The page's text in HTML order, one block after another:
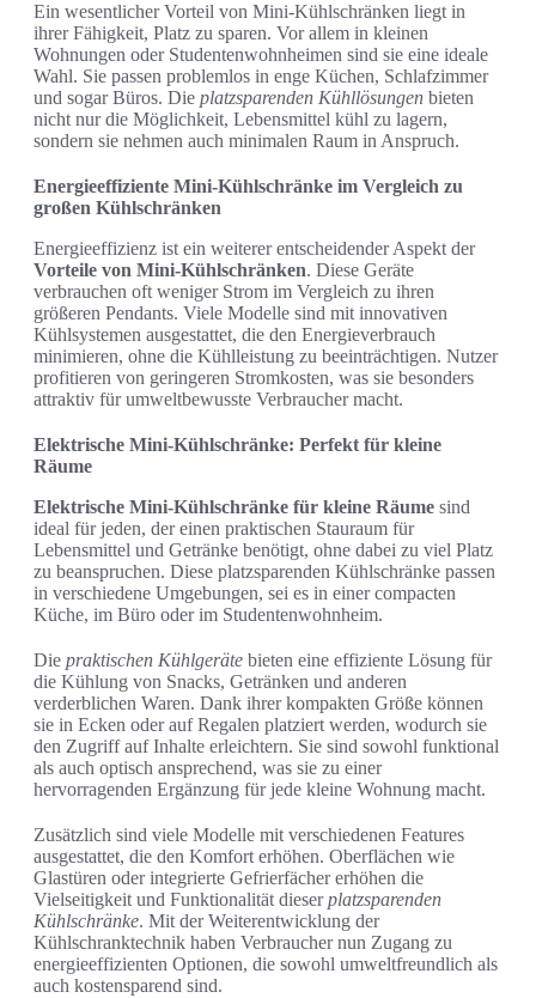
Ein wesentlicher Vorteil von Mini-Kühlschränken liegt in
ihrer Fähigkeit, Platz zu sparen. Vor allem in kleinen
Wohnungen oder Studentenwohnheimen sind sie eine ideale
Wahl. Sie passen problemlos in enge Küchen, Schlafzimmer
und sogar Büros. Die platzsparenden Kühllösungen bieten
nicht nur die Möglichkeit, Lebensmittel kühl zu lagern,
sondern sie nehmen auch minimalen Raum in Anspruch.
Energieeffiziente Mini-Kühlschränke im Vergleich zu
großen Kühlschränken
Energieeffizienz ist ein weiterer entscheidender Aspekt der
Vorteile von Mini-Kühlschränken. Diese Geräte
verbrauchen oft weniger Strom im Vergleich zu ihren
größeren Pendants. Viele Modelle sind mit innovativen
Kühlsystemen ausgestattet, die den Energieverbrauch
minimieren, ohne die Kühlleistung zu beeinträchtigen. Nutzer
profitieren von geringeren Stromkosten, was sie besonders
attraktiv für umweltbewusste Verbraucher macht.
Elektrische Mini-Kühlschränke: Perfekt für kleine
Räume
Elektrische Mini-Kühlschränke für kleine Räume sind
ideal für jeden, der einen praktischen Stauraum für
Lebensmittel und Getränke benötigt, ohne dabei zu viel Platz
zu beanspruchen. Diese platzsparenden Kühlschränke passen
in verschiedene Umgebungen, sei es in einer compacten
Küche, im Büro oder im Studentenwohnheim.
Die praktischen Kühlgeräte bieten eine effiziente Lösung für
die Kühlung von Snacks, Getränken und anderen
verderblichen Waren. Dank ihrer kompakten Größe können
sie in Ecken oder auf Regalen platziert werden, wodurch sie
den Zugriff auf Inhalte erleichtern. Sie sind sowohl funktional
als auch optisch ansprechend, was sie zu einer
hervorragenden Ergänzung für jede kleine Wohnung macht.
Zusätzlich sind viele Modelle mit verschiedenen Features
ausgestattet, die den Komfort erhöhen. Oberflächen wie
Glastüren oder integrierte Gefrierfächer erhöhen die
Vielseitigkeit und Funktionalität dieserplatzsparenden
Kühlschränke. Mit der Weiterentwicklung der
Kühlschranktechnik haben Verbraucher nun Zugang zu
energieeffizienten Optionen, die sowohl umweltfreundlich als
auch kostensparend sind.